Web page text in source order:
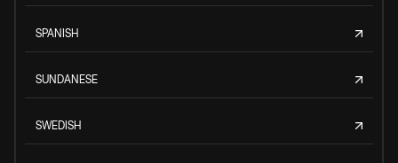
SPANISH
SUNDANESE
SWEDISH